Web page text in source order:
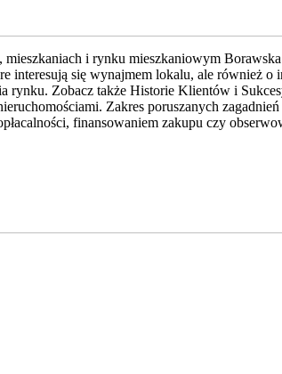
i rynku mieszkaniowym
interesują się wynajmem lokalu, ale również
Zobacz także Historie Klientów i
Zakres poruszanych
finansowaniem zakupu czy